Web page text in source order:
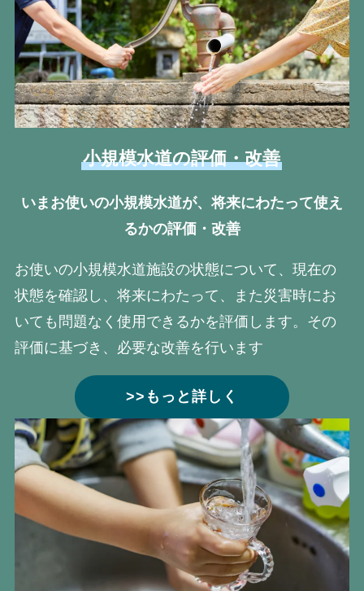
小規模水道の評価・改善
いまお使いの小規模水道が、将来にわたって使え
るかの評価・改善
お使いの小規模水道施設の状態について、現在の
状態を確認し、将来にわたって、また災害時にお
いても問題なく使用できるかを評価します。その
評価に基づき、必要な改善を行います
>>もっと詳しく